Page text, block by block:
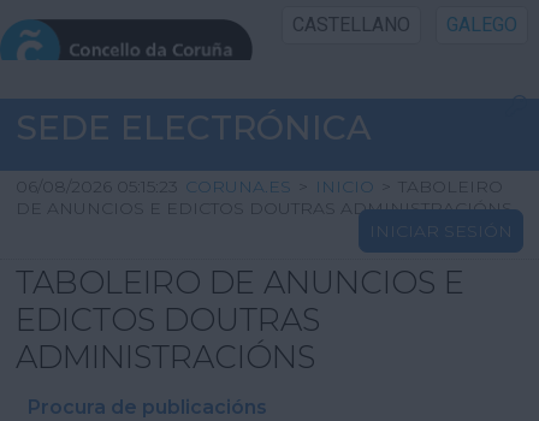
CASTELLANO GALEGO
INICIO SEDE
INICIO
INFORMACIÓN PÚBLICA
CARTAFOL CIDADÁN
UTILIDADES
SEDE ELECTRÓNICA
06/08/2026 05:15:23 CORUNA.ES > INICIO > TABOLEIRO
DE ANUNCIOS E EDICTOS DOUTRAS ADMINISTRACIÓNS
INICIAR SESIÓN
TABOLEIRO DE ANUNCIOS E
EDICTOS DOUTRAS
ADMINISTRACIÓNS
Procura de publicacións